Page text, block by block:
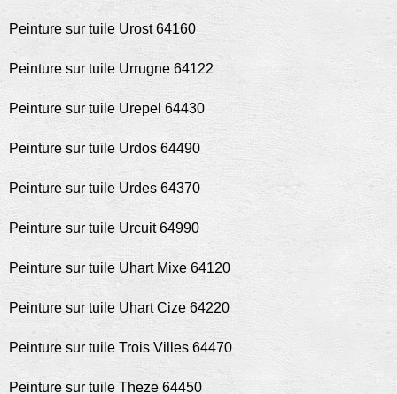
Peinture sur tuile Urost 64160
Peinture sur tuile Urrugne 64122
Peinture sur tuile Urepel 64430
Peinture sur tuile Urdos 64490
Peinture sur tuile Urdes 64370
Peinture sur tuile Urcuit 64990
Peinture sur tuile Uhart Mixe 64120
Peinture sur tuile Uhart Cize 64220
Peinture sur tuile Trois Villes 64470
Peinture sur tuile Theze 64450